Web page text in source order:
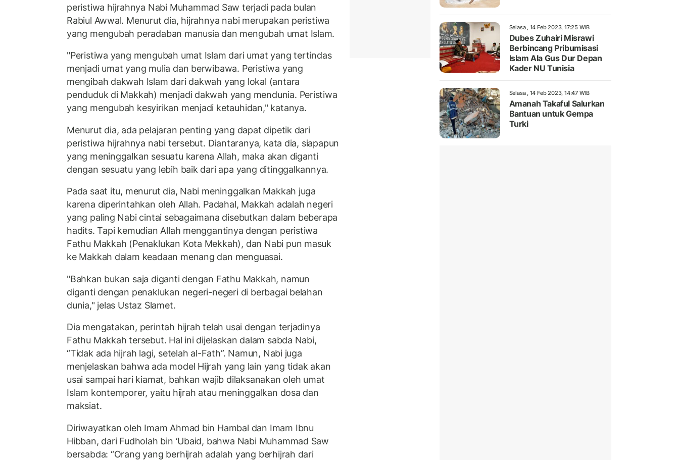
peristiwa hijrahnya Nabi Muhammad Saw terjadi pada bulan
Rabiul Awwal. Menurut dia, hijrahnya nabi merupakan peristiwa
yang mengubah peradaban manusia dan mengubah umat Islam.
"Peristiwa yang mengubah umat Islam dari umat yang tertindas
menjadi umat yang mulia dan berwibawa. Peristiwa yang
mengibah dakwah Islam dari dakwah yang lokal (antara
penduduk di Makkah) menjadi dakwah yang mendunia. Peristiwa
yang mengubah kesyirikan menjadi ketauhidan," katanya.
Menurut dia, ada pelajaran penting yang dapat dipetik dari
peristiwa hijrahnya nabi tersebut. Diantaranya, kata dia, siapapun
yang meninggalkan sesuatu karena Allah, maka akan diganti
dengan sesuatu yang lebih baik dari apa yang ditinggalkannya.
Pada saat itu, menurut dia, Nabi meninggalkan Makkah juga
karena diperintahkan oleh Allah. Padahal, Makkah adalah negeri
yang paling Nabi cintai sebagaimana disebutkan dalam beberapa
hadits. Tapi kemudian Allah menggantinya dengan peristiwa
Fathu Makkah (Penaklukan Kota Mekkah), dan Nabi pun masuk
ke Makkah dalam keadaan menang dan menguasai.
"Bahkan bukan saja diganti dengan Fathu Makkah, namun
diganti dengan penaklukan negeri-negeri di berbagai belahan
dunia," jelas Ustaz Slamet.
Dia mengatakan, perintah hijrah telah usai dengan terjadinya
Fathu Makkah tersebut. Hal ini dijelaskan dalam sabda Nabi,
“Tidak ada hijrah lagi, setelah al-Fath”. Namun, Nabi juga
menjelaskan bahwa ada model Hijrah yang lain yang tidak akan
usai sampai hari kiamat, bahkan wajib dilaksanakan oleh umat
Islam kontemporer, yaitu hijrah atau meninggalkan dosa dan
maksiat.
Diriwayatkan oleh Imam Ahmad bin Hambal dan Imam Ibnu
Hibban, dari Fudholah bin ‘Ubaid, bahwa Nabi Muhammad Saw
bersabda: “Orang yang berhijrah adalah yang berhijrah dari
Selasa , 14 Feb 2023, 17:25 WIB
Dubes Zuhairi Misrawi
Berbincang Pribumisasi
Islam Ala Gus Dur Depan
Kader NU Tunisia
Selasa , 14 Feb 2023, 14:47 WIB
Amanah Takaful Salurkan
Bantuan untuk Gempa
Turki